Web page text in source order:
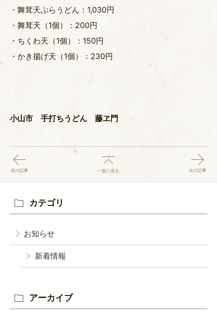
・舞茸天ぷらうどん：1,030円
・舞茸天（1個）：200円
・ちくわ天（1個）：150円
・かき揚げ天（1個）：230円
小山市 手打ちうどん 藤ヱ門
前の記事 一覧に戻る 次の記事
カテゴリ
お知らせ
新着情報
アーカイブ